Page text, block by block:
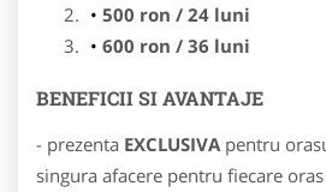
500 ron / 24 luni
600 ron / 36 luni
BENEFICII SI AVANTAJE
- prezenta EXCLUSIVA pentru
singura afacere pentru fiecare